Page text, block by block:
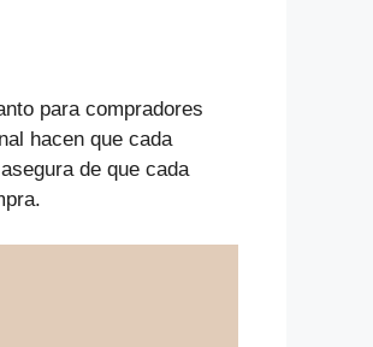
para compradores
hacen que cada
de que cada